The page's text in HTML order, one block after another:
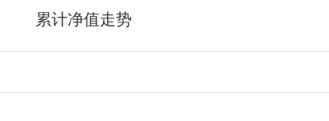
累计净值走势